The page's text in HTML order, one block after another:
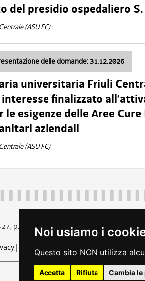
Noi usiamo i
Questo sito NON utilizza
Accetta Rifiuta Cambia le
del presidio ospedaliero
(ASU FC)
delle domande: 31.12.2026
universitaria Friuli
finalizzato
esigenze delle Aree
aziendali
(ASU FC)
p.iva 00526040324
piazza Unità
| cookie note legali | accessibilità rss